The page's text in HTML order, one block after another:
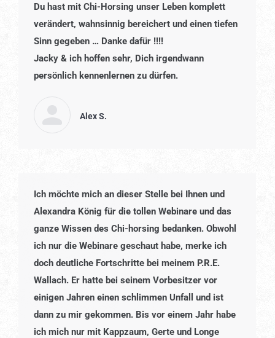
Du hast mit Chi-Horsing unser Leben komplett
verändert, wahnsinnig bereichert und einen tiefen
Sinn gegeben … Danke dafür !!!!
Jacky & ich hoffen sehr, Dich irgendwann
persönlich kennenlernen zu dürfen.
Alex S.
Ich möchte mich an dieser Stelle bei Ihnen und
Alexandra König für die tollen Webinare und das
ganze Wissen des Chi-horsing bedanken. Obwohl
ich nur die Webinare geschaut habe, merke ich
doch deutliche Fortschritte bei meinem P.R.E.
Wallach. Er hatte bei seinem Vorbesitzer vor
einigen Jahren einen schlimmen Unfall und ist
dann zu mir gekommen. Bis vor einem Jahr habe
ich mich nur mit Kappzaum, Gerte und Longe